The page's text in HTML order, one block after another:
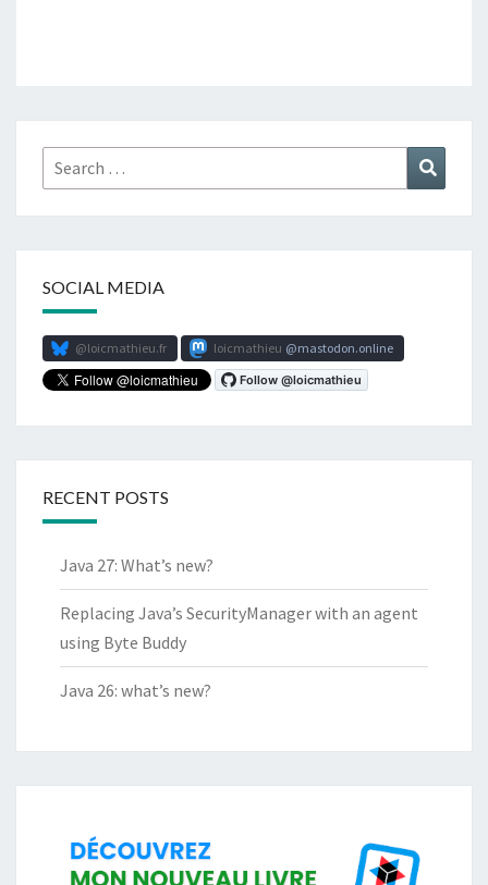
Search
for:
SOCIAL MEDIA
@loicmathieu.fr loicmathieu mastodon.online
RECENT POSTS
Java 27: What’s new?
Replacing Java’s SecurityManager with an agent
using Byte Buddy
Java 26: what’s new?